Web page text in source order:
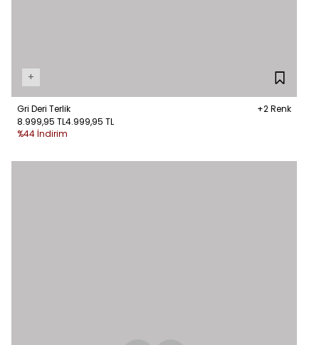
+
Gri Deri Terlik
+2 Renk
8.999,95 TL4.999,95 TL
%44 İndirim